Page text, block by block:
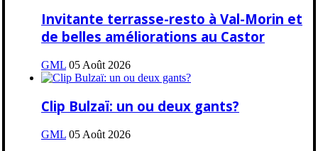
Invitante terrasse-resto à Val-Morin et
de belles améliorations au Castor
GML 05 Août 2026
Clip Bulzaï: un ou deux gants?
GML 05 Août 2026